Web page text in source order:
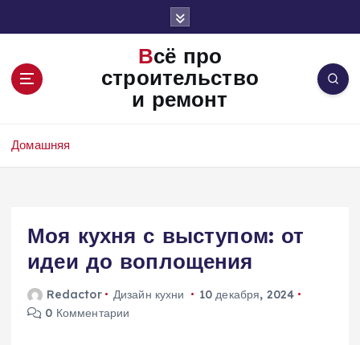
Всё про
строительство
и ремонт
Домашняя
Моя кухня с выступом: от
идеи до воплощения
Redactor Дизайн кухни
10 декабря, 2024
0 Комментарии